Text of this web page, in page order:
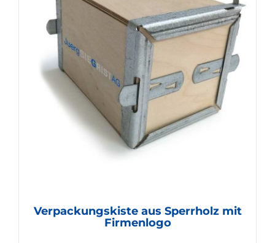
Verpackungskiste aus Sperrholz mit
Firmenlogo